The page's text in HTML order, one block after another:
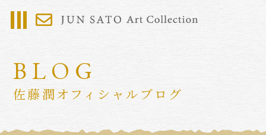
BLOG
佐藤潤オフィシャルブログ